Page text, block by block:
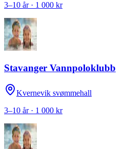
3–10 år · 1 000 kr
Stavanger Vannpoloklubb
Kvernevik svømmehall
3–10 år · 1 000 kr